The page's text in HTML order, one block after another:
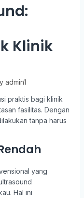
Klinik
admin1
praktis bagi klinik
fasilitas. Dengan
tanpa harus
yang
Hal ini